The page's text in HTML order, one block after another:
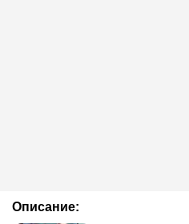
Описание: